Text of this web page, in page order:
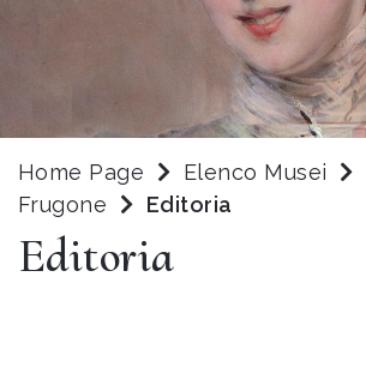
Home Page Elenco Musei
Frugone
Editoria
Editoria